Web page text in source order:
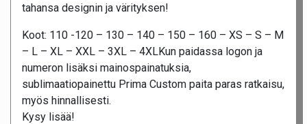
tahansa designin ja värityksen!
Koot: 110 -120 – 130 – 140 – 150 – 160 – XS – S – M
– L – XL – XXL – 3XL – 4XLKun paidassa logon ja
numeron lisäksi mainospainatuksia,
sublimaatiopainettu Prima Custom paita paras ratkaisu,
myös hinnallisesti.
Kysy lisää!